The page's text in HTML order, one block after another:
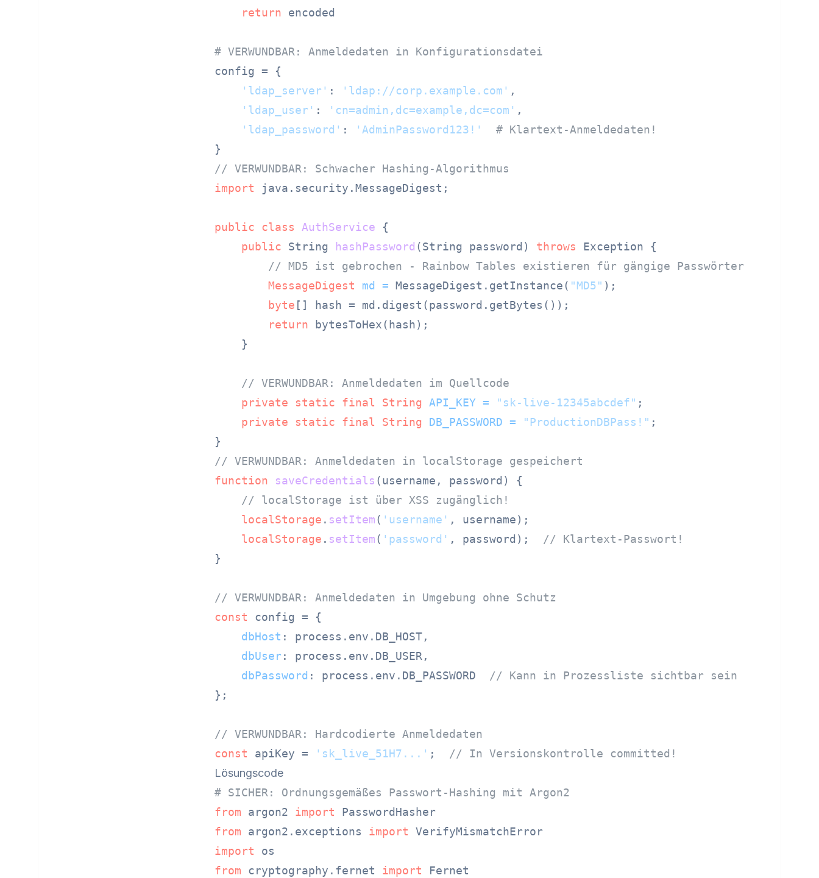
return encoded
# VERWUNDBAR: Anmeldedaten in Konfigurationsdatei
config = {
'ldap_server' : 'ldap://corp.example.com' ,
'ldap_user' : 'cn=admin,dc=example,dc=com' ,
'ldap_password' : 'AdminPassword123!'
# Klartext-Anmeldedaten!
// VERWUNDBAR: Schwacher Hashing-Algorithmus
import java.security.MessageDigest;
public class AuthService {
public String hashPassword (String password) throws Exception {
// MD5 ist gebrochen - Rainbow Tables existieren für gängige Passwörter
MessageDigest
md = MessageDigest.getInstance( "MD5" );
byte [] hash = md.digest(password.getBytes());
return bytesToHex(hash);
    }
// VERWUNDBAR: Anmeldedaten im Quellcode
private
static final String API_KEY = "sk-live-12345abcdef" ;
private
static final String DB_PASSWORD = "ProductionDBPass!" ;
// VERWUNDBAR: Anmeldedaten in localStorage gespeichert
function
saveCredentials (username, password ) {
// localStorage ist über XSS zugänglich!
localStorage . setItem( 'username' , username);
localStorage . setItem( 'password' , password); // Klartext-Passwort!
}
// VERWUNDBAR: Anmeldedaten in Umgebung ohne Schutz
const config = {
dbHost : process. env . DB_HOST,
dbUser : process. env . DB_USER ,
dbPassword : process. env . DB_PASSWORD
// Kann in Prozessliste sichtbar sein
};
// VERWUNDBAR: Hardcodierte Anmeldedaten
const apiKey = 'sk_live_51H7...' ; // In Versionskontrolle committed!
Lösungscode
# SICHER: Ordnungsgemäßes Passwort-Hashing mit Argon2
from argon2 import
from argon2.exceptions import
import
from cryptography.fernet import Fernet